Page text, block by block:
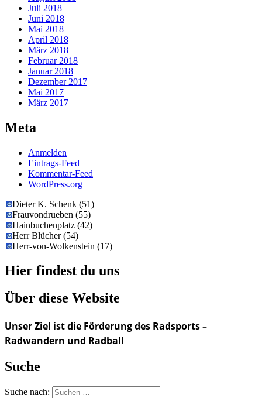
Juli 2018
Juni 2018
Mai 2018
April 2018
März 2018
Februar 2018
Januar 2018
Dezember 2017
Mai 2017
März 2017
Meta
Anmelden
Eintrags-Feed
Kommentar-Feed
WordPress.org
Dieter K. Schenk(51)
Frauvondrueben(55)
Hainbuchenplatz(42)
Herr Blücher(54)
Herr-von-Wolkenstein(17)
Hier findest du uns
Über diese Website
Unser Ziel ist die Förderung des Radsports –
Radwandern und Radball
Suche
Suche nach: